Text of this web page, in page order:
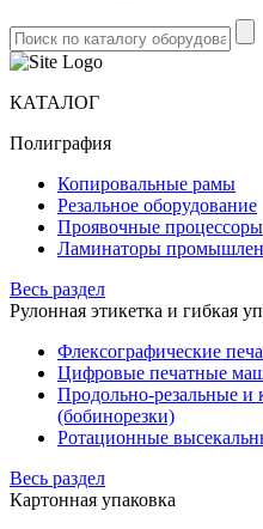
КАТАЛОГ
Полиграфия
Копировальные рамы
Резальное оборудование
Проявочные процессоры
Ламинаторы
Весь раздел
Рулонная этикетка и гибкая
Флексографические
Цифровые печатные
Продольно-резальные
(бобинорезки)
Ротационные
Весь раздел
Картонная упаковка